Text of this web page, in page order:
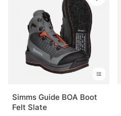
Simms Guide BOA Boot
Felt Slate